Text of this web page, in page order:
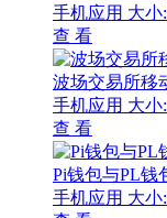
手机应用 大小
查 看
波场交易所移
手机应用 大小
查 看
Pi钱包与PL钱
手机应用 大小